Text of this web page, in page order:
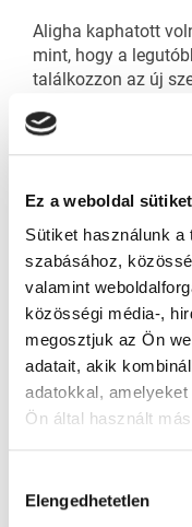
Ez a weboldal
Sütiket használunk
szabásához,
valamint
közösségi média-,
megosztjuk az Ön
adatait, akik
adatokkal,
Ön által használt
kiválasztása
Elengedhetetlen
Aligha kaphatott
mint, hogy a
találkozzon az új
A lila-fehérek a
Csíkszeredával
kilencest a címvédő
Sportklubot viszont
Utóbbi siker fő
Luciani volt,
Ligában a második
Jason Morgan
A hétvégi UTE-
összteljesítménnyel
Ligában, hiszen